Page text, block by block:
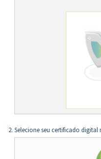
Selecione seu certificado